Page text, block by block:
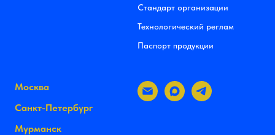
Стандарт организации
Технологический реглам
Паспорт продукции
Москва
Санкт-Петербург
Мурманск